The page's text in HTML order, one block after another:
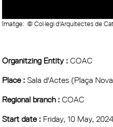
Imatge: © Col·legi d'Arquitectes de
Organitzing Entity :COAC
Place :Sala d'Actes (Plaça
Regional branch :COAC
Start date : Friday, 10 May, 2024